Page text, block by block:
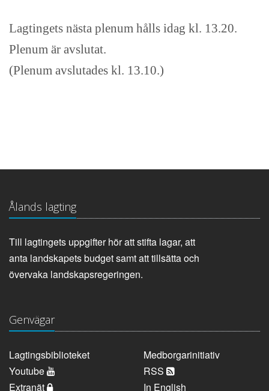
Lagtingets nästa plenum hålls idag kl. 13.20.
Plenum är avslutat.
(Plenum avslutades kl. 13.10.)
Ålands lagting
Till lagtingets uppgifter hör att stifta lagar, att
anta landskapets budget samt att tillsätta och
övervaka landskapsregeringen.
Genvägar
Lagtingsbiblioteket
Medborgarinitiativ
Youtube
RSS
Extranät
In English